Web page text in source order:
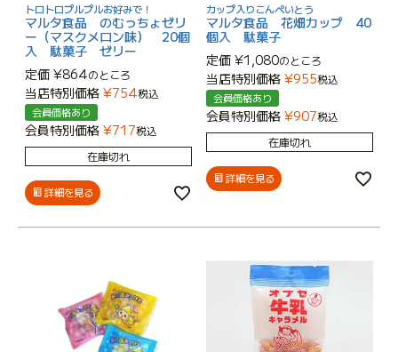
トロトロプルプルお好みで！
マルタ食品 のむっちょゼリ
ー（マスクメロン味） 20個
入 駄菓子 ゼリー
定価 ¥864のところ
当店特別価格 ¥754税込
会員価格あり
会員特別価格 ¥717税込
在庫切れ
詳細を見る
カップ入りこんぺいとう
マルタ食品 花畑カップ 40
個入 駄菓子
定価 ¥1,080のところ
当店特別価格 ¥955税込
会員価格あり
会員特別価格 ¥907税込
在庫切れ
詳細を見る